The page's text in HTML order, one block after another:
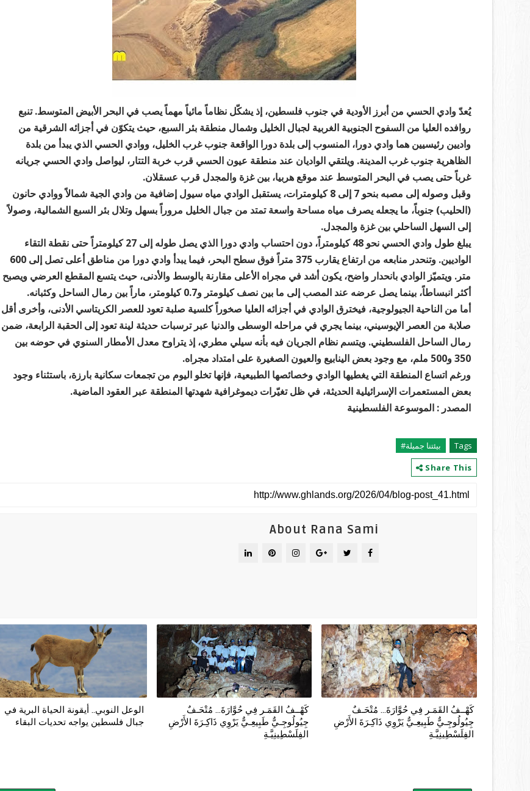
يُعدّ وادي الحسي من أبرز الأودية في جنوب فلسطين، إذ يشكّل نظاماً مائياً مهماً يصب في البحر الأبيض المتوسط. تنبع
روافده العليا من السفوح الجنوبية الغربية لجبال الخليل وشمال منطقة بئر السبع، حيث يتكوّن في أجزائه الشرقية من
واديين رئيسيين هما وادي دورا، المنسوب إلى بلدة دورا الواقعة جنوب غرب الخليل، ووادي الحسي الذي يبدأ من بلدة
الظاهرية جنوب غرب المدينة. ويلتقي الواديان عند منطقة عيون الحسي قرب خربة التتار، ليواصل وادي الحسي جريانه
غرباً حتى يصب في البحر المتوسط عند موقع هربيا، بين غزة والمجدل قرب عسقلان.
وقبل وصوله إلى مصبه بنحو 7 إلى 8 كيلومترات، يستقبل الوادي مياه سيول إضافية من وادي الجية شمالاً ووادي حانون
(الحليب) جنوباً، ما يجعله يصرف مياه مساحة واسعة تمتد من جبال الخليل مروراً بسهل وتلال بئر السبع الشمالية، وصولاً
إلى السهل الساحلي بين غزة والمجدل.
يبلغ طول وادي الحسي نحو 48 كيلومتراً، دون احتساب وادي دورا الذي يصل طوله إلى 27 كيلومتراً حتى نقطة التقاء
الواديين. وتنحدر منابعه من ارتفاع يقارب 375 متراً فوق سطح البحر، فيما يبدأ وادي دورا من مناطق أعلى تصل إلى 600
متر. ويتميّز الوادي بانحدار واضح، يكون أشد في مجراه الأعلى مقارنة بالوسط والأدنى، حيث يتسع المقطع العرضي ويصبح
أكثر انبساطاً، بينما يصل عرضه عند المصب إلى ما بين نصف كيلومتر و0.7 كيلومتر، ماراً بين رمال الساحل وكثبانه.
أما من الناحية الجيولوجية، فيخترق الوادي في أجزائه العليا صخوراً كلسية صلبة تعود للعصر الكريتاسي الأدنى، وأخرى أقل
صلابة من العصر الإيوسيني، بينما يجري في مراحله الوسطى والدنيا عبر ترسبات حديثة لينة تعود إلى الحقبة الرابعة، ضمن
رمال الساحل الفلسطيني. ويتسم نظام الجريان فيه بأنه سيلي مطري، إذ يتراوح معدل الأمطار السنوي في حوضه بين
350 و500 ملم، مع وجود بعض الينابيع والعيون الصغيرة على امتداد مجراه.
ورغم اتساع المنطقة التي يغطيها الوادي وخصائصها الطبيعية، فإنها تخلو اليوم من تجمعات سكانية بارزة، باستثناء وجود
بعض المستعمرات الإسرائيلية الحديثة، في ظل تغيّرات ديموغرافية شهدتها المنطقة عبر العقود الماضية.
المصدر : الموسوعة الفلسطينية
Tags
بيئتنا جميلة#
Share This
About Rana Sami
الوعل النوبي.. أيقونة الحياة البرية في
جبال فلسطين يواجه تحديات البقاء
كَهْــفُ القَمَـر فِي حُوَّارَةَ... مُتْحَـفٌ
جِيُولُوجِـيٌّ طَبِيعِـيٌّ يَرْوِي ذَاكِـرَةَ الأَرْضِ
الفِلَسْطِينِيَّـةِ
كَهْــفُ القَمَـر فِي حُوَّارَةَ... مُتْحَـفٌ
جِيُولُوجِـيٌّ طَبِيعِـيٌّ يَرْوِي ذَاكِـرَةَ الأَرْضِ
الفِلَسْطِينِيَّـةِ